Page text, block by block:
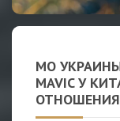
МО
MAVIC У